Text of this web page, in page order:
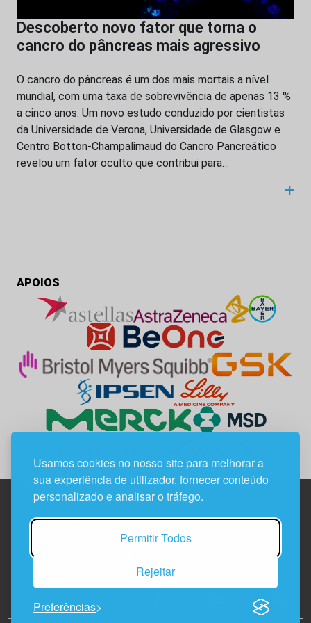
Usamos cookies no nosso site para melhorar a
sua experiência de utilizador, fornecer conteúdo
personalizado e analisar o tráfego.
Permitir Todos
Rejeitar
Preferências
Descoberto novo fator que torna o
cancro do pâncreas mais agressivo
O cancro do pâncreas é um dos mais mortais a nível
mundial, com uma taxa de sobrevivência de apenas 13 %
a cinco anos. Um novo estudo conduzido por cientistas
da Universidade de Verona, Universidade de Glasgow e
Centro Botton-Champalimaud do Cancro Pancreático
revelou um fator oculto que contribui para…
+
APOIOS
Edif. Lisboa Oriente | Av. Infante D. Henrique, n.º 333H, esc.
1800-282 Lisboa | Portugal